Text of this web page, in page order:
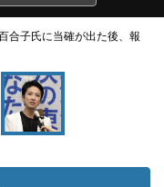
合子氏に当確が出た後、報